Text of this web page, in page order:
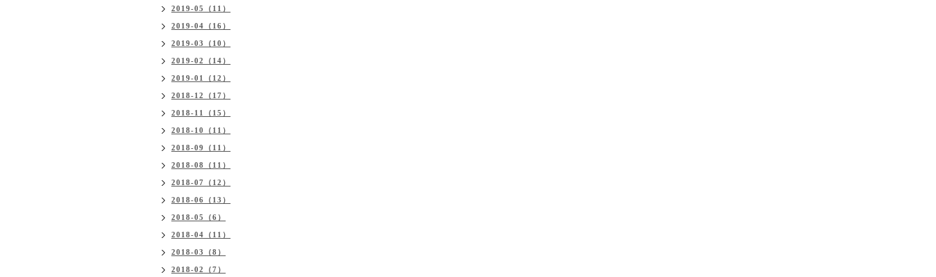
2019-05（11）
2019-04（16）
2019-03（10）
2019-02（14）
2019-01（12）
2018-12（17）
2018-11（15）
2018-10（11）
2018-09（11）
2018-08（11）
2018-07（12）
2018-06（13）
2018-05（6）
2018-04（11）
2018-03（8）
2018-02（7）